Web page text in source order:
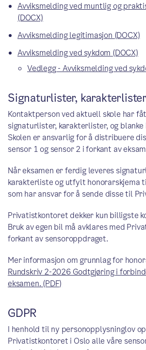
Avviksmelding ved muntlig og
(DOCX)
Avviksmelding legitimasjon (DOCX)
Avviksmelding ved sykdom (DOCX)
Vedlegg - Avviksmelding ved
Signaturlister,
Kontaktperson ved aktuell skole har
signaturlister, karakterlister, og blanke
Skolen er ansvarlig for å distribuere
sensor 1 og sensor 2 i forkant av
Når eksamen er ferdig leveres
karakterliste og utfylt honorarskjema
som har ansvar for å sende disse til
Privatistkontoret dekker kun billigste
Bruk av egen bil må avklares med
forkant av sensoroppdraget.
Mer informasjon om grunnlag for
Rundskriv 2-2026 Godtgjøring i
eksamen. (PDF)
GDPR
I henhold til ny personopplysninglov
Privatistkontoret i Oslo alle våre